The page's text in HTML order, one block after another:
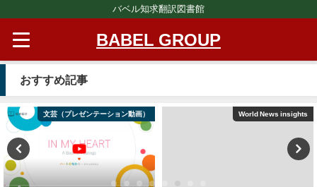
バベル知求翻訳図書館
BABEL GROUP
おすすめ記事
文芸（プレゼンテーション動画） World News insights